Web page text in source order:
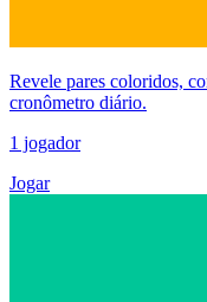
Revele pares coloridos,
cronômetro diário.
1 jogador
Jogar